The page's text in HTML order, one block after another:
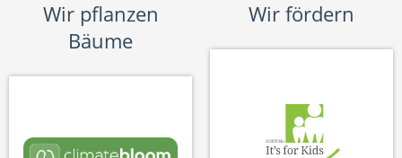
Wir pflanzen
Bäume
Wir fördern